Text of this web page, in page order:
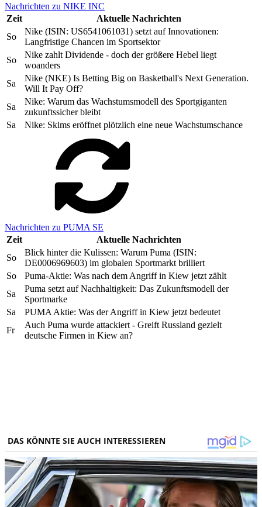
Nachrichten zu NIKE INC
Zeit
Aktuelle Nachrichten
So
Nike (ISIN: US6541061031) setzt auf Innovationen:
Langfristige Chancen im Sportsektor
So
Nike zahlt Dividende - doch der größere Hebel liegt
woanders
Sa
Nike (NKE) Is Betting Big on Basketball's Next Generation.
Will It Pay Off?
Sa
Nike: Warum das Wachstumsmodell des Sportgiganten
zukunftssicher bleibt
Sa
Nike: Skims eröffnet plötzlich eine neue Wachstumschance
Nachrichten zu PUMA SE
Zeit
Aktuelle Nachrichten
So
Blick hinter die Kulissen: Warum Puma (ISIN:
DE0006969603) im globalen Sportmarkt brilliert
So
Puma-Aktie: Was nach dem Angriff in Kiew jetzt zählt
Sa
Puma setzt auf Nachhaltigkeit: Das Zukunftsmodell der
Sportmarke
Sa
PUMA Aktie: Was der Angriff in Kiew jetzt bedeutet
Fr
Auch Puma wurde attackiert - Greift Russland gezielt
deutsche Firmen in Kiew an?